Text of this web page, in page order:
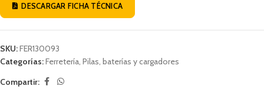
DESCARGAR FICHA TÉCNICA
SKU:FER130093
Categorías:Ferretería, Pilas, baterías y cargadores
Compartir: